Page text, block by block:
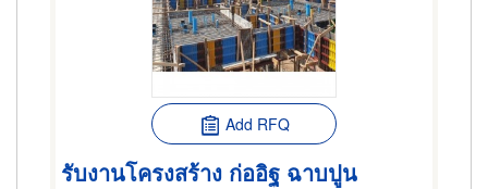
Add RFQ
รับงานโครงสร้าง ก่ออิฐ ฉาบปูน